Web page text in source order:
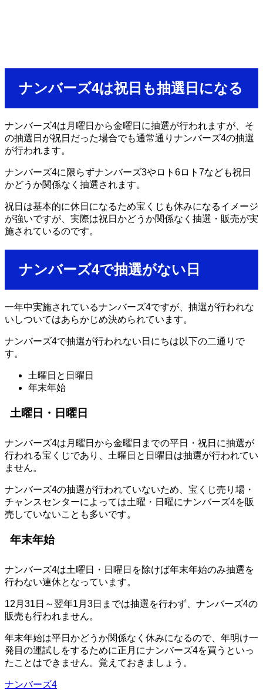
ナンバーズ4は祝日も抽選日になる
ナンバーズ4は月曜日から金曜日に抽選が行われますが、そ
の抽選日が祝日だった場合でも通常通りナンバーズ4の抽選
が行われます。
ナンバーズ4に限らずナンバーズ3やロト6ロト7なども祝日
かどうか関係なく抽選されます。
祝日は基本的に休日になるため宝くじも休みになるイメージ
が強いですが、実際は祝日かどうか関係なく抽選・販売が実
施されているのです。
ナンバーズ4で抽選がない日
一年中実施されているナンバーズ4ですが、抽選が行われな
いしついてはあらかじめ決められています。
ナンバーズ4で抽選が行われない日にちは以下の二通りで
す。
土曜日と日曜日
年末年始
土曜日・日曜日
ナンバーズ4は月曜日から金曜日までの平日・祝日に抽選が
行われる宝くじであり、土曜日と日曜日は抽選が行われてい
ません。
ナンバーズ4の抽選が行われていないため、宝くじ売り場・
チャンスセンターによっては土曜・日曜にナンバーズ4を販
売していないことも多いです。
年末年始
ナンバーズ4は土曜日・日曜日を除けば年末年始のみ抽選を
行わない連休となっています。
12月31日～翌年1月3日までは抽選を行わず、ナンバーズ4の
販売も行われません。
年末年始は平日かどうか関係なく休みになるので、年明け一
発目の運試しをするために正月にナンバーズ4を買うといっ
たことはできません。覚えておきましょう。
ナンバーズ4